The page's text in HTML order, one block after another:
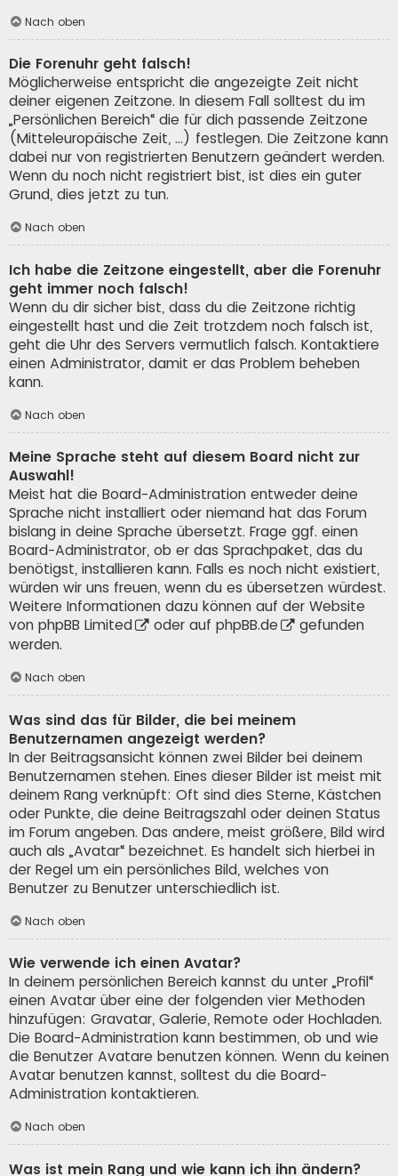
Nach oben
Die Forenuhr geht falsch!
Möglicherweise entspricht die angezeigte Zeit nicht
deiner eigenen Zeitzone. In diesem Fall solltest du im
„Persönlichen Bereich“ die für dich passende Zeitzone
(Mitteleuropäische Zeit, ...) festlegen. Die Zeitzone kann
dabei nur von registrierten Benutzern geändert werden.
Wenn du noch nicht registriert bist, ist dies ein guter
Grund, dies jetzt zu tun.
Nach oben
Ich habe die Zeitzone eingestellt, aber die Forenuhr
geht immer noch falsch!
Wenn du dir sicher bist, dass du die Zeitzone richtig
eingestellt hast und die Zeit trotzdem noch falsch ist,
geht die Uhr des Servers vermutlich falsch. Kontaktiere
einen Administrator, damit er das Problem beheben
kann.
Nach oben
Meine Sprache steht auf diesem Board nicht zur
Auswahl!
Meist hat die Board-Administration entweder deine
Sprache nicht installiert oder niemand hat das Forum
bislang in deine Sprache übersetzt. Frage ggf. einen
Board-Administrator, ob er das Sprachpaket, das du
benötigst, installieren kann. Falls es noch nicht existiert,
würden wir uns freuen, wenn du es übersetzen würdest.
Weitere Informationen dazu können auf der Website
von phpBB Limited oder auf phpBB.de
gefunden
werden.
Nach oben
Was sind das für Bilder, die bei meinem
Benutzernamen angezeigt werden?
In der Beitragsansicht können zwei Bilder bei deinem
Benutzernamen stehen. Eines dieser Bilder ist meist mit
deinem Rang verknüpft: Oft sind dies Sterne, Kästchen
oder Punkte, die deine Beitragszahl oder deinen Status
im Forum angeben. Das andere, meist größere, Bild wird
auch als „Avatar“ bezeichnet. Es handelt sich hierbei in
der Regel um ein persönliches Bild, welches von
Benutzer zu Benutzer unterschiedlich ist.
Nach oben
Wie verwende ich einen Avatar?
In deinem persönlichen Bereich kannst du unter „Profil“
einen Avatar über eine der folgenden vier Methoden
hinzufügen: Gravatar, Galerie, Remote oder Hochladen.
Die Board-Administration kann bestimmen, ob und wie
die Benutzer Avatare benutzen können. Wenn du keinen
Avatar benutzen kannst, solltest du die Board-
Administration kontaktieren.
Nach oben
Was ist mein Rang und wie kann ich ihn ändern?